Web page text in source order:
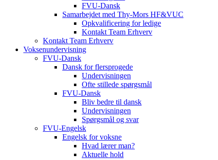
FVU-Dansk
Samarbejdet med Thy-Mors HF&VUC
Opkvalificering for ledige
Kontakt Team Erhverv
Kontakt Team Erhverv
Voksenundervisning
FVU-Dansk
Dansk for flersprogede
Undervisningen
Ofte stillede spørgsmål
FVU-Dansk
Bliv bedre til dansk
Undervisningen
Spørgsmål og svar
FVU-Engelsk
Engelsk for voksne
Hvad lærer man?
Aktuelle hold